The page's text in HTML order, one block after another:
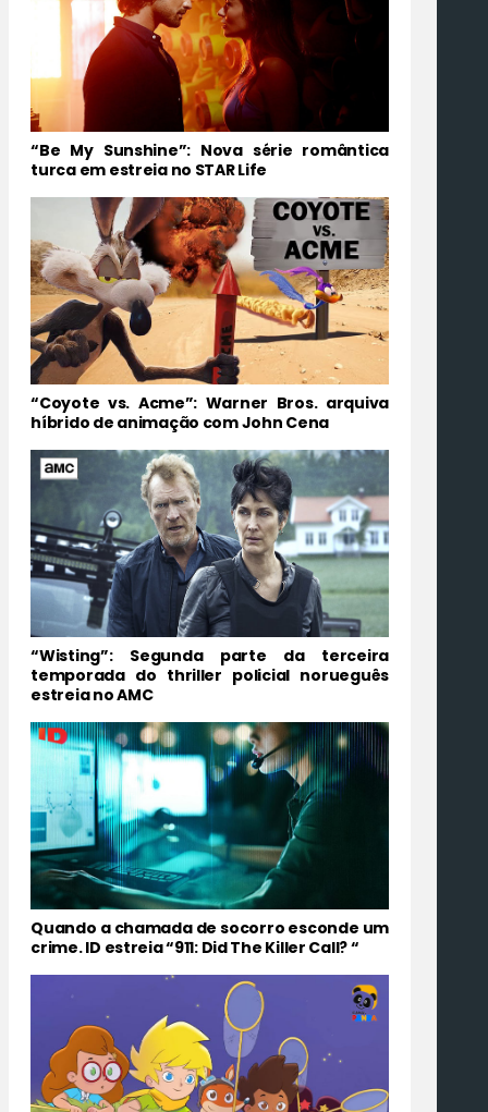
“Be My Sunshine”: Nova série romântica
turca em estreia no STAR Life
“Coyote vs. Acme”: Warner Bros. arquiva
híbrido de animação com John Cena
“Wisting”: Segunda parte da terceira
temporada do thriller policial norueguês
estreia no AMC
Quando a chamada de socorro esconde um
crime. ID estreia “911: Did The Killer Call? “